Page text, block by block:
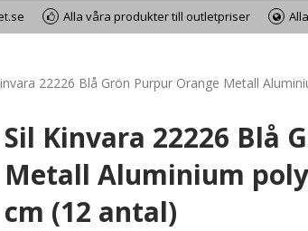
Alla våra produkter till outletpriser
22226 Blå Grön Purpur Orange Metall
Sil Kinvara 22226 Blå
Metall Aluminium
cm (12 antal)